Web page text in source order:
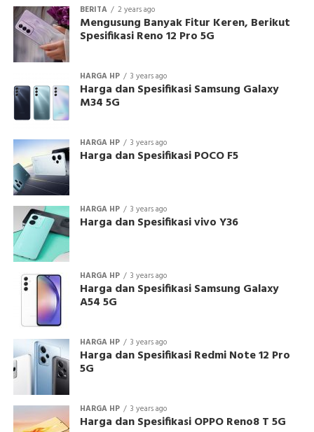
BERITA 2 years ago
Mengusung Banyak Fitur Keren, Berikut
Spesifikasi Reno 12 Pro 5G
HARGA HP 3 years ago
Harga dan Spesifikasi Samsung Galaxy
M34 5G
HARGA HP 3 years ago
Harga dan Spesifikasi POCO F5
HARGA HP 3 years ago
Harga dan Spesifikasi vivo Y36
HARGA HP 3 years ago
Harga dan Spesifikasi Samsung Galaxy
A54 5G
HARGA HP 3 years ago
Harga dan Spesifikasi Redmi Note 12 Pro
5G
HARGA HP 3 years ago
Harga dan Spesifikasi OPPO Reno8 T 5G